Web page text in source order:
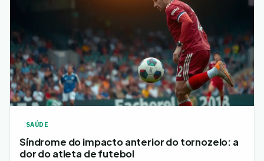
SAÚDE
Síndrome do impacto anterior do tornozelo: a
dor do atleta de futebol